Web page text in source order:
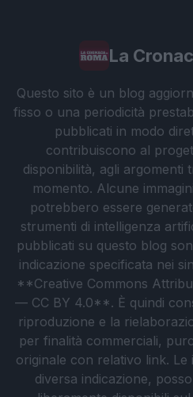
La
Questo sito è un blog
fisso o una periodicità
pubblicati in modo
contribuiscono al
disponibilità, agli argomenti
momento. Alcune
potrebbero essere
strumenti di intelligenza
pubblicati su questo blog
indicazione specificata nei
**Creative Commons
— CC BY 4.0**. È quindi
riproduzione e la
per finalità commerciali,
originale con relativo link. Le
diversa indicazione,